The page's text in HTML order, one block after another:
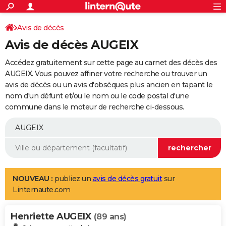
ACTUALITÉS
Politique
Société
Faits Divers
Education
Monde
Villes
+
SPORT
Coupe du monde 2026
Football
Tennis
Cyclisme
Rugby
Forum
Programme TV
TNT
Streaming
Cinéma
Sorties cinéma
Musique
+
FINANCE
Retraite
Epargne
Immobilier
Risques naturels par ville
Banque
Assurance
AUTO
Essais
Réserver un essai
Citadines
Berlines
SUV
Forum auto
+
Mobiles
Meilleur smartphone
Internet
Ordinateurs
Jeux vidéo
Guide high-tech
Aménagement intérieur
LIFESTYLE
Art de vivre
Bien-être
Loisirs
Mode
Modes de vie
Alimentation
Guide de la santé
Maladies
Médicaments
Sommeil
VOYAGE
Avis de décès
Avis de décès AUGEIX
Accédez gratuitement sur cette page au carnet des décès des
AUGEIX. Vous pouvez affiner votre recherche ou trouver un
avis de décès ou un avis d'obsèques plus ancien en tapant le
nom d'un défunt et/ou le nom ou le code postal d'une
commune dans le moteur de recherche ci-dessous.
NOUVEAU : publiez un avis de décès gratuitsur
Linternaute.com
Henriette AUGEIX (89 ans)